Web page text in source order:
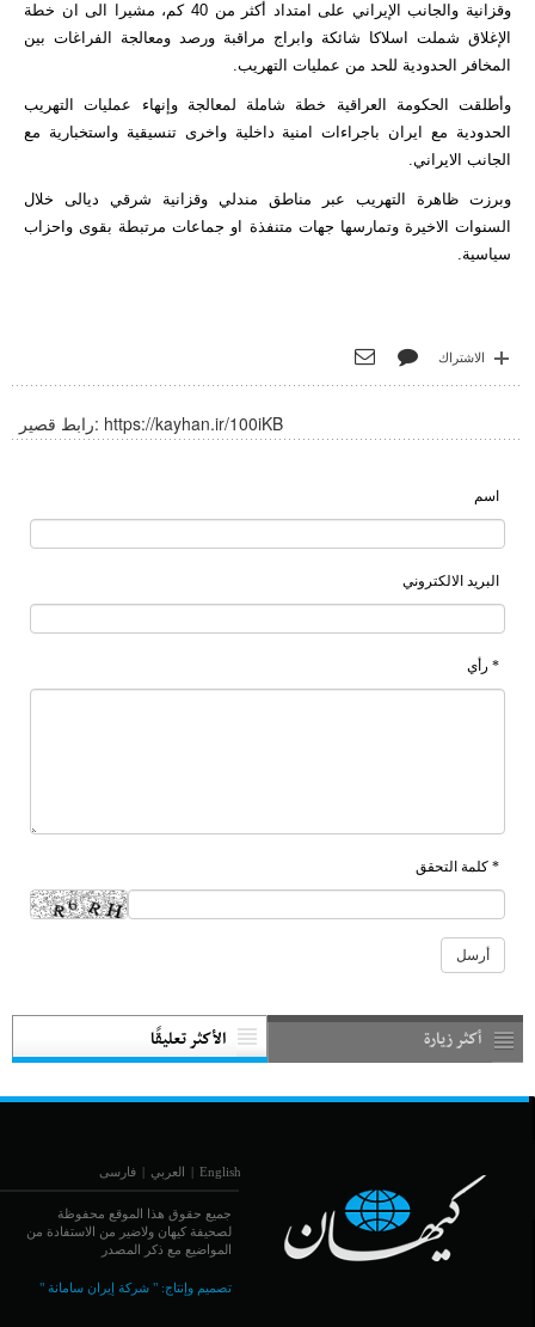
وقزانية والجانب الإيراني على امتداد أكثر من 40 كم، مشيرا الى ان خطة
الإغلاق شملت اسلاكا شائكة وابراج مراقبة ورصد ومعالجة الفراغات بين
المخافر الحدودية للحد من عمليات التهريب.
وأطلقت الحكومة العراقية خطة شاملة لمعالجة وإنهاء عمليات التهريب
الحدودية مع ايران باجراءات امنية داخلية واخرى تنسيقية واستخبارية مع
الجانب الايراني.
وبرزت ظاهرة التهريب عبر مناطق مندلي وقزانية شرقي ديالى خلال
السنوات الاخيرة وتمارسها جهات متنفذة او جماعات مرتبطة بقوى واحزاب
سياسية.
الاشتراك
رابط قصير: https://kayhan.ir/100iKB
اسم
البريد الالكتروني
* رأي
* كلمة التحقق
أكثر زيارة الأكثر تعليقًا
English
| العربي | فارسی
جميع حقوق هذا الموقع محفوظة
لصحيفة كيهان ولاضير من الاستفادة من
المواضيع مع ذكر المصدر
تصميم وإنتاج:" شركة إيران سامانة "